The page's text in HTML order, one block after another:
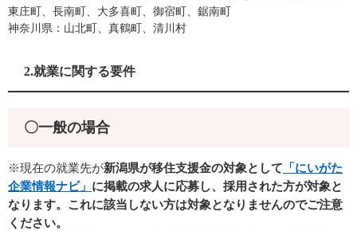
東庄町、長南町、大多喜町、御宿町、鋸南町
神奈川県：山北町、真鶴町、清川村
2.就業に関する要件
〇一般の場合
※現在の就業先が新潟県が移住支援金の対象として 「にいがた
企業情報ナビ」 に掲載の求人に応募し、採用された方が対象と
なります。これに該当しない方は対象となりませんのでご注意
ください。